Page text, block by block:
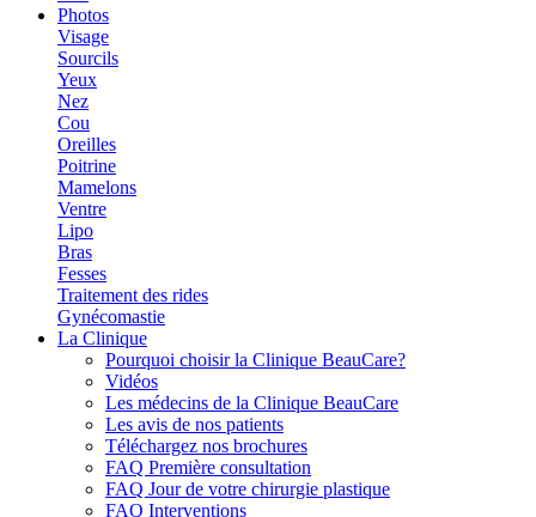
Photos
Visage
Sourcils
Yeux
Nez
Cou
Oreilles
Poitrine
Mamelons
Ventre
Lipo
Bras
Fesses
Traitement des rides
Gynécomastie
La Clinique
Pourquoi choisir la Clinique BeauCare?
Vidéos
Les médecins de la Clinique BeauCare
Les avis de nos patients
Téléchargez nos brochures
FAQ Première consultation
FAQ Jour de votre chirurgie plastique
FAQ Interventions